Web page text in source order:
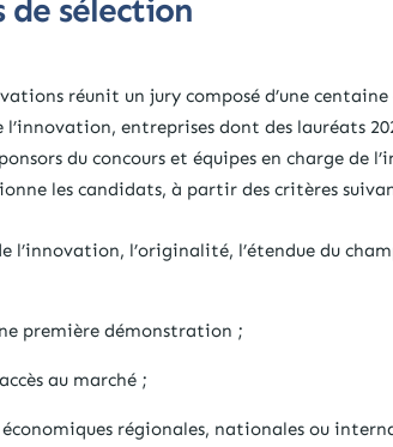
de sélection
réunit un jury composé d’une
l’innovation, entreprises dont des lauréats
du concours et équipes en charge de
les candidats, à partir des critères
l’innovation, l’originalité, l’étendue du
première démonstration ;
au marché ;
économiques régionales, nationales ou